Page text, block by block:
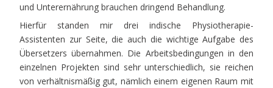
und Unterernährung brauchen dringend Behandlung.
Hierfür standen mir drei indische Physiotherapie-
Assistenten zur Seite, die auch die wichtige Aufgabe des
Übersetzers übernahmen. Die Arbeitsbedingungen in den
einzelnen Projekten sind sehr unterschiedlich, sie reichen
von verhältnismäßig gut, nämlich einem eigenen Raum mit